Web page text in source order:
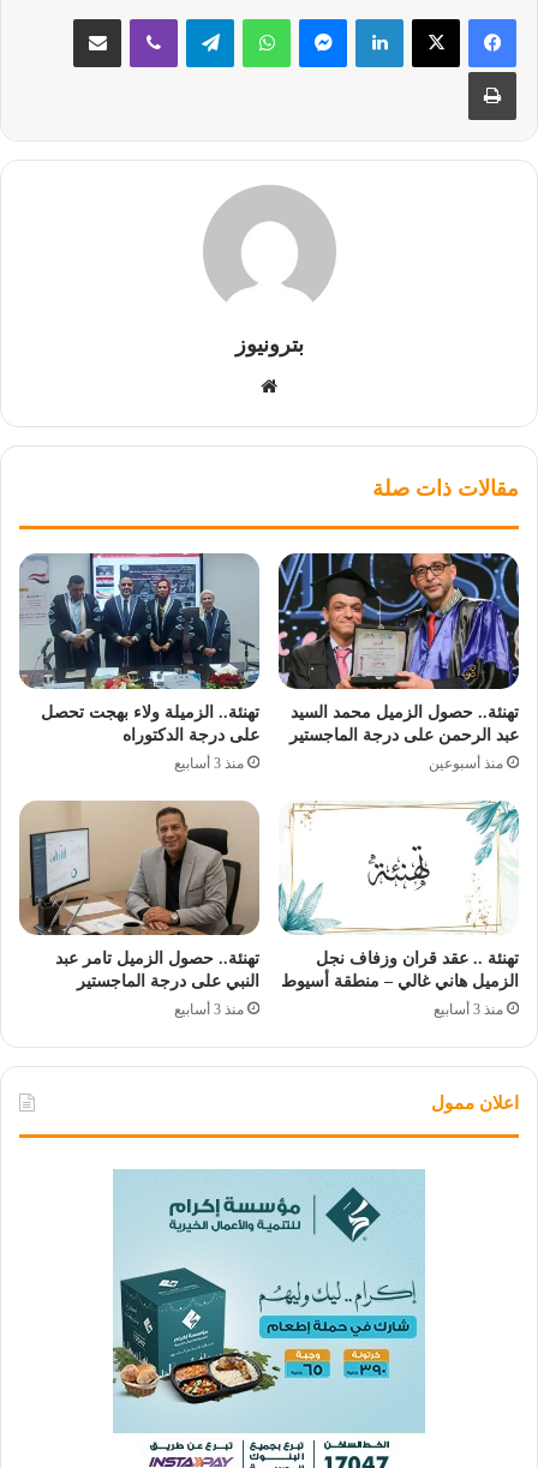
لينكدإن ماسنجر واتساب تيلقرام ڤايبر مشاركة عبر البريد
طباعة
بترونيوز
مقالات ذات صلة
تهنئة.. حصول الزميل محمد السيد
عبد الرحمن على درجة الماجستير
منذ أسبوعين
تهنئة.. الزميلة ولاء بهجت تحصل
على درجة الدكتوراه
منذ 3 أسابيع
تهنئة .. عقد قران وزفاف نجل
الزميل هاني غالي – منطقة أسيوط
منذ 3 أسابيع
تهنئة.. حصول الزميل تامر عبد
النبي على درجة الماجستير
منذ 3 أسابيع
اعلان ممول